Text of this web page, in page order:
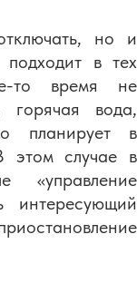
но и
подходит в тех
то время не
горячая вода,
планирует в
этом случае в
«управление
интересующий